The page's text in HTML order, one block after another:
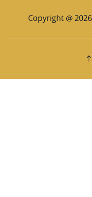
Copyright @